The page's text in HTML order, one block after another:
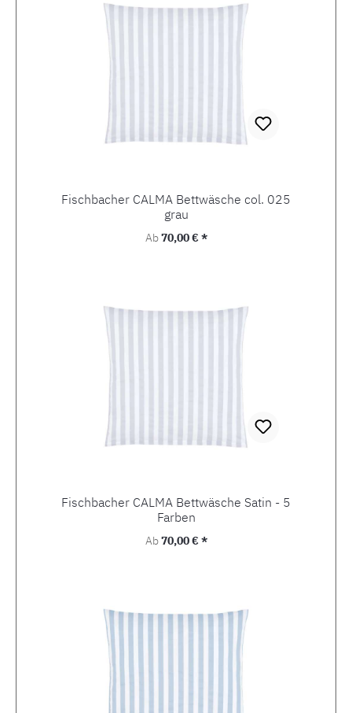
Fischbacher CALMA Bettwäsche col. 025
grau
Regulärer Preis:
Ab70,00 € *
Fischbacher CALMA Bettwäsche Satin - 5
Farben
Regulärer Preis:
Ab70,00 € *